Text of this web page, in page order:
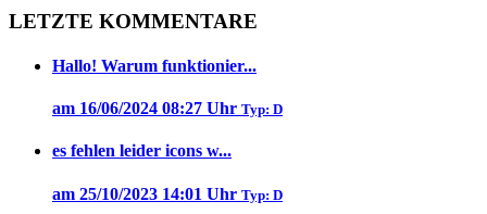
LETZTE KOMMENTARE
Hallo! Warum funktionier...
am 16/06/2024 08:27 Uhr Typ: D
es fehlen leider icons w...
am 25/10/2023 14:01 Uhr Typ: D